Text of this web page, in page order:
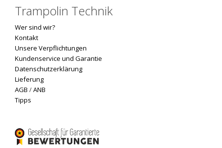
Trampolin Technik
Wer sind wir?
Kontakt
Unsere Verpflichtungen
Kundenservice und Garantie
Datenschutzerklärung
Lieferung
AGB /ANB
Tipps